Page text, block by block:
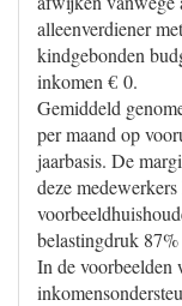
alleenverdiener
kindgebonden
inkomen € 0.
Gemiddeld
per maand op
jaarbasis. De
deze
belastingdruk
In de voorbeelden